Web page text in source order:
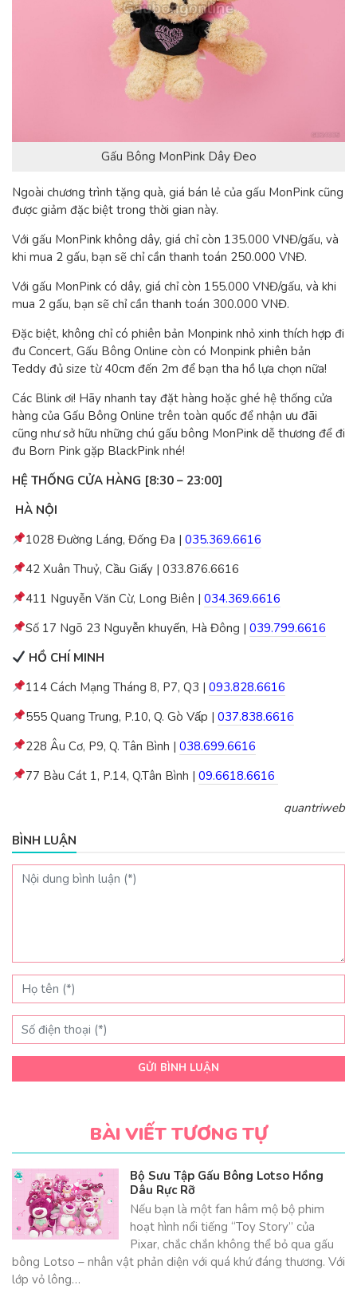
Gấu Bông MonPink Dây Đeo
Ngoài chương trình tặng quà, giá bán lẻ của gấu MonPink cũng
được giảm đặc biệt trong thời gian này.
Với gấu MonPink không dây, giá chỉ còn 135.000 VNĐ/gấu, và
khi mua 2 gấu, bạn sẽ chỉ cần thanh toán 250.000 VNĐ.
Với gấu MonPink có dây, giá chỉ còn 155.000 VNĐ/gấu, và khi
mua 2 gấu, bạn sẽ chỉ cần thanh toán 300.000 VNĐ.
Đặc biệt, không chỉ có phiên bản Monpink nhỏ xinh thích hợp đi
đu Concert, Gấu Bông Online còn có Monpink phiên bản
Teddy đủ size từ 40cm đến 2m để bạn tha hồ lựa chọn nữa!
Các Blink ơi! Hãy nhanh tay đặt hàng hoặc ghé hệ thống cửa
hàng của Gấu Bông Online trên toàn quốc để nhận ưu đãi
cũng như sở hữu những chú gấu bông MonPink dễ thương để đi
đu Born Pink gặp BlackPink nhé!
HỆ THỐNG CỬA HÀNG [8:30 – 23:00]
HÀ NỘI
1028 Đường Láng, Đống Đa |035.369.6616
42 Xuân Thuỷ, Cầu Giấy | 033.876.6616
411 Nguyễn Văn Cừ, Long Biên |034.369.6616
Số 17 Ngõ 23 Nguyễn khuyến, Hà Đông |039.799.6616
HỒ CHÍ MINH
114 Cách Mạng Tháng 8, P7, Q3 |093.828.6616
555 Quang Trung, P.10, Q. Gò Vấp |037.838.6616
228 Âu Cơ, P9, Q. Tân Bình |038.699.6616
77 Bàu Cát 1, P.14, Q.Tân Bình |09.6618.6616
quantriweb
BÌNH LUẬN
GỬI BÌNH LUẬN
BÀI VIẾT TƯƠNG TỰ
Bộ Sưu Tập Gấu Bông Lotso Hồng
Dâu Rực Rỡ
Nếu bạn là một fan hâm mộ bộ phim
hoạt hình nổi tiếng “Toy Story” của
Pixar, chắc chắn không thể bỏ qua gấu
bông Lotso – nhân vật phản diện với quá khứ đáng thương. Với
lớp vỏ lông…